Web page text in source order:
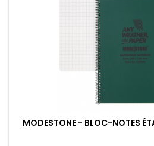
MODESTONE - BLOC-NOTES